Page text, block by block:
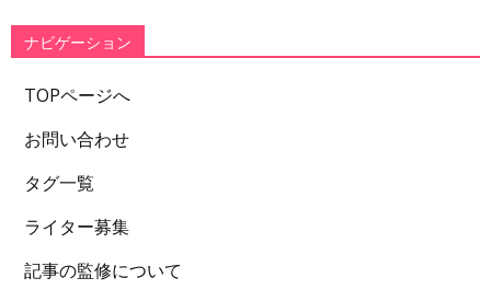
ー
ナビゲーション
TOPページへ
お問い合わせ
タグ一覧
ライター募集
記事の監修について